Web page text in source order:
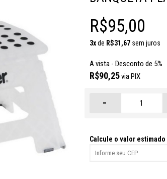
R$95,00
3xde R$31,67sem juros
A vista - Desconto de 5%
R$90,25via PIX
-
Calcule o valor